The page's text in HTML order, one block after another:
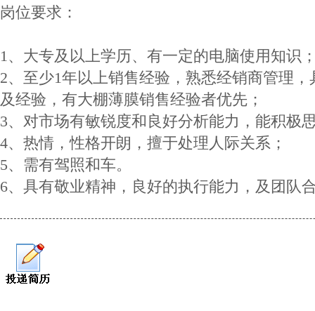
岗位要求：
1、大专及以上学历、有一定的电脑使用知识
2、至少1年以上销售经验，熟悉经销商管理
及经验，有大棚薄膜销售经验者优先；
3、对市场有敏锐度和良好分析能力，能积极
4、热情，性格开朗，擅于处理人际关系；
5、需有驾照和车。
6、具有敬业精神，良好的执行能力，及团队